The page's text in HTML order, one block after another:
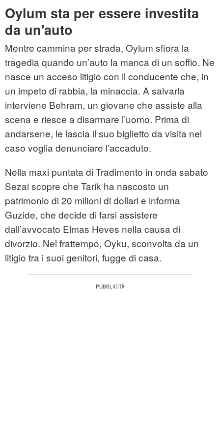
Oylum sta per essere investita
da un'auto
Mentre cammina per strada, Oylum sfiora la
tragedia quando un’auto la manca di un soffio. Ne
nasce un acceso litigio con il conducente che, in
un impeto di rabbia, la minaccia. A salvarla
interviene Behram, un giovane che assiste alla
scena e riesce a disarmare l’uomo. Prima di
andarsene, le lascia il suo biglietto da visita nel
caso voglia denunciare l’accaduto.
Nella maxi puntata di Tradimento in onda sabato
Sezai scopre che Tarik ha nascosto un
patrimonio di 20 milioni di dollari e informa
Guzide, che decide di farsi assistere
dall’avvocato Elmas Heves nella causa di
divorzio. Nel frattempo, Oyku, sconvolta da un
litigio tra i suoi genitori, fugge di casa.